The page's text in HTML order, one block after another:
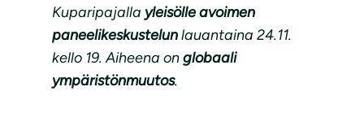
Kuparipajalla yleisölle avoimen
paneelikeskustelunlauantaina 24.11.
kello 19. Aiheena onglobaali
ympäristönmuutos.